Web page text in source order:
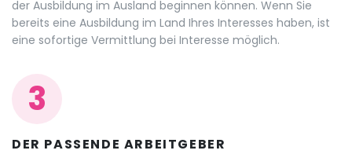
der Ausbildung im Ausland beginnen können. Wenn Sie
bereits eine Ausbildung im Land Ihres Interesses haben, ist
eine sofortige Vermittlung bei Interesse möglich.
3
DER PASSENDE ARBEITGEBER